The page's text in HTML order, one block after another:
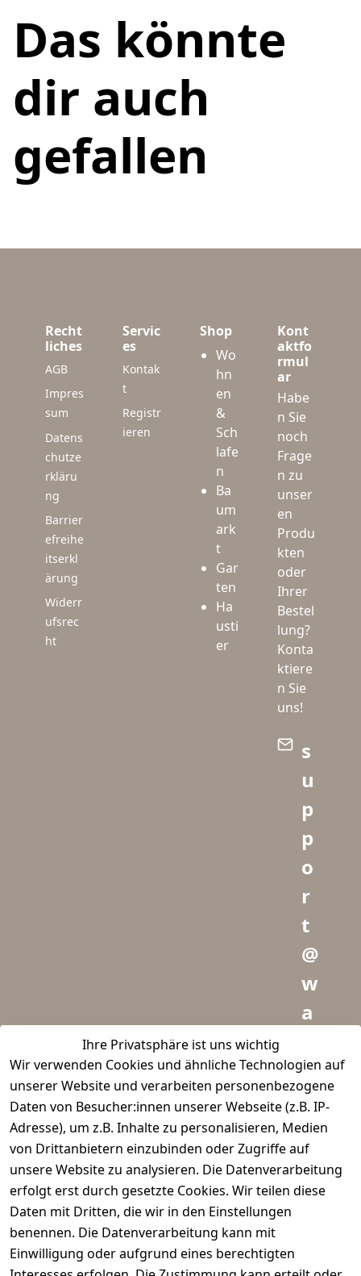
Das könnte
dir auch
gefallen
Ihre Privatsphäre ist uns wichtig
Wir verwenden Cookies und ähnliche Technologien auf
unserer Website und verarbeiten personenbezogene
Daten von Besucher:innen unserer Webseite (z.B. IP-
Adresse), um z.B. Inhalte zu personalisieren, Medien
von Drittanbietern einzubinden oder Zugriffe auf
unsere Website zu analysieren. Die Datenverarbeitung
erfolgt erst durch gesetzte Cookies. Wir teilen diese
Daten mit Dritten, die wir in den Einstellungen
benennen. Die Datenverarbeitung kann mit
Einwilligung oder aufgrund eines berechtigten
Recht
liches
AGB
Impres
sum
Datens
chutze
rkläru
ng
Barrier
efreihe
itserkl
ärung
Widerr
ufsrec
ht
Servic
es
Kontak
t
Registr
ieren
Shop
Wo
hn
en
&
Sch
lafe
n
Ba
um
ark
t
Gar
ten
Ha
usti
er
Kont
aktfo
rmul
ar
Habe
n Sie
noch
Frage
n zu
unser
en
Produ
kten
oder
Ihrer
Bestel
lung?
Konta
ktiere
n Sie
uns!
s
u
p
p
o
r
t
@
w
a
d
m
e
i
s